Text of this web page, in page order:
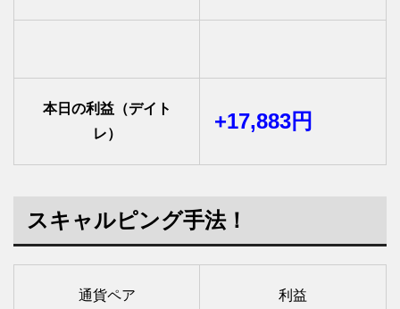
本日の利益（デイト
レ）
+17,883円
スキャルピング手法！
通貨ペア 利益